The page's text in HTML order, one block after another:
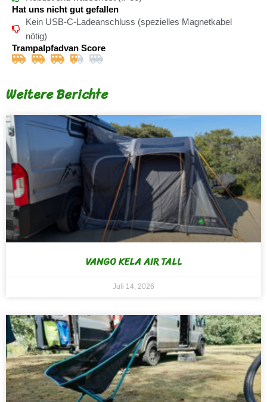
Hat uns nicht gut gefallen
Kein USB-C-Ladeanschluss (spezielles Magnetkabel
nötig)
Trampalpfadvan Score
Weitere Berichte
VANGO KELA AIR TALL
Juli 14, 2026